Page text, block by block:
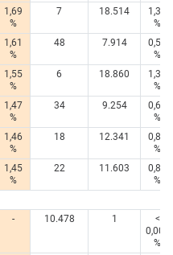
1,69
%
7 18.514
1,31
%
1,61
%
48 7.914
0,56
%
1,55
%
6 18.860
1,34
%
1,47
%
34 9.254
0,66
%
1,46
%
18 12.341
0,88
%
1,45
%
22 11.603
0,82
%
- 10.478 1
<
0,005
%